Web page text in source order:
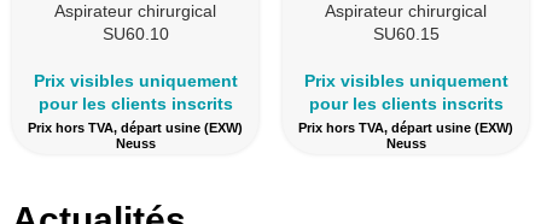
Aspirateur chirurgical
SU60.10
Prix visibles uniquement
pour les clients inscrits
Prix hors TVA, départ usine (EXW)
Neuss
Aspirateur chirurgical
SU60.15
Prix visibles uniquement
pour les clients inscrits
Prix hors TVA, départ usine (EXW)
Neuss